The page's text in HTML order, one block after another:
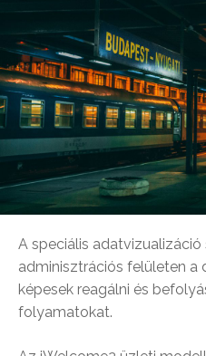
A speciális
adminisztrációs felületen a
képesek reagálni és
folyamatokat.